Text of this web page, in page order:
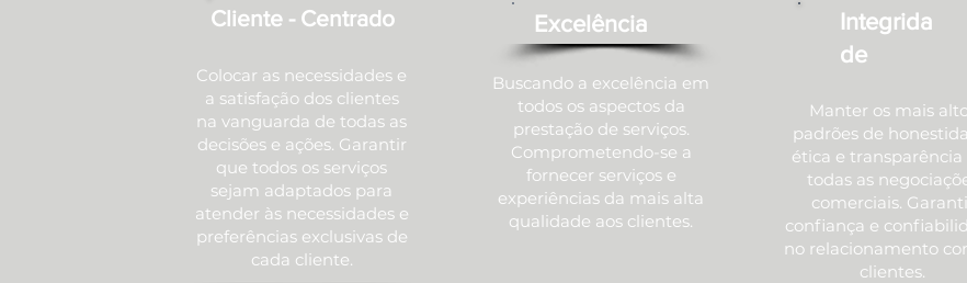
Cliente - Centrado
Colocar as necessidades e
a satisfação dos clientes
na vanguarda de todas as
decisões e ações. Garantir
que todos os serviços
sejam adaptados para
atender às necessidades e
preferências exclusivas de
cada cliente.
Excelência
Buscando a excelência em
todos os aspectos da
prestação de serviços.
Comprometendo-se a
fornecer serviços e
experiências da mais alta
qualidade aos clientes.
Integrida
de
Manter os mais
padrões de
ética e transparência
todas as
comerciais.
confiança e
no relacionamento
clientes.